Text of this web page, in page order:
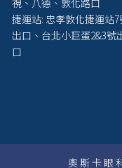
視、八德、敦化路口
捷運站: 忠孝敦化捷運站7
出口、台北小巨蛋2&3號
口
奧斯卡眼